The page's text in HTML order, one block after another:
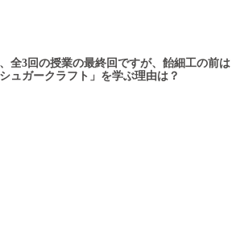
回の授業の最終回ですが、飴細工の前は
ークラフト」を学ぶ理由は？